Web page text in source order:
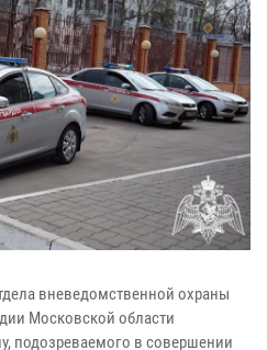
вневедомственной охраны
Московской области
подозреваемого в совершении